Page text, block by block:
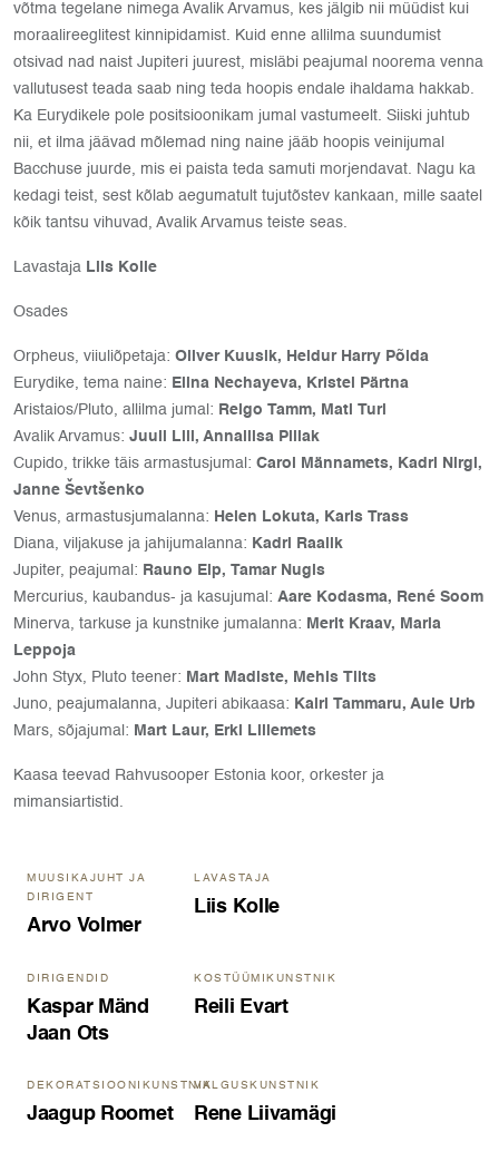
võtma tegelane nimega Avalik Arvamus, kes jälgib nii müüdist kui
moraalireeglitest kinnipidamist. Kuid enne allilma suundumist
otsivad nad naist Jupiteri juurest, misläbi peajumal noorema venna
vallutusest teada saab ning teda hoopis endale ihaldama hakkab.
Ka Eurydikele pole positsioonikam jumal vastumeelt. Siiski juhtub
nii, et ilma jäävad mõlemad ning naine jääb hoopis veinijumal
Bacchuse juurde, mis ei paista teda samuti morjendavat. Nagu ka
kedagi teist, sest kõlab aegumatult tujutõstev kankaan, mille saatel
kõik tantsu vihuvad, Avalik Arvamus teiste seas.
Lavastaja Liis Kolle
Osades
Orpheus, viiuliõpetaja: Oliver Kuusik, Heldur Harry Põlda
Eurydike, tema naine: Elina Nechayeva, Kristel Pärtna
Aristaios/Pluto, allilma jumal: Reigo Tamm, Mati Turi
Avalik Arvamus: Juuli Lill, Annaliisa Pillak
Cupido, trikke täis armastusjumal: Carol Männamets, Kadri Nirgi,
Janne Ševtšenko
Venus, armastusjumalanna: Helen Lokuta, Karis Trass
Diana, viljakuse ja jahijumalanna: Kadri Raalik
Jupiter, peajumal: Rauno Elp, Tamar Nugis
Mercurius, kaubandus- ja kasujumal: Aare Kodasma, René Soom
Minerva, tarkuse ja kunstnike jumalanna: Merit Kraav, Maria
Leppoja
John Styx, Pluto teener: Mart Madiste, Mehis Tiits
Juno, peajumalanna, Jupiteri abikaasa: Kairi Tammaru, Aule Urb
Mars, sõjajumal: Mart Laur, Erki Lillemets
Kaasa teevad Rahvusooper Estonia koor, orkester ja
mimansiartistid.
MUUSIKAJUHT JA
DIRIGENT
Arvo Volmer
LAVASTAJA
Liis Kolle
DIRIGENDID
Kaspar Mänd
Jaan Ots
KOSTÜÜMIKUNSTNIK
Reili Evart
DEKORATSIOONIKUNSTNIK
Jaagup Roomet
VALGUSKUNSTNIK
Rene Liivamägi